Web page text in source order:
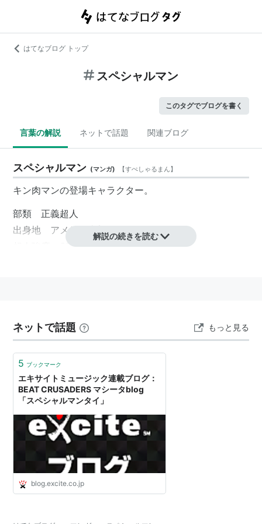
はてなブログ トップ
スペシャルマン
このタグでブログを書く
言葉の解説 ネットで話題 関連ブログ
スペシャルマン (マンガ) 【すぺしゃるまん】
キン肉マンの登場キャラクター。
部類 正義超人
出身地 アメリカ東部
超人強度 65万パワー
解説の続きを読む
ネットで話題 もっと見る
5 ブックマーク
エキサイトミュージック連載ブログ：
BEAT CRUSADERS マシータblog
「スペシャルマンタイ」
blog.excite.co.jp